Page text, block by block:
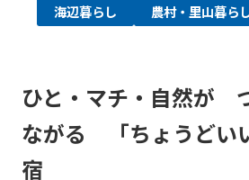
海辺暮らし 農村・里山暮ら
ひと・マチ・自然が
ながる 「ちょうど
宿